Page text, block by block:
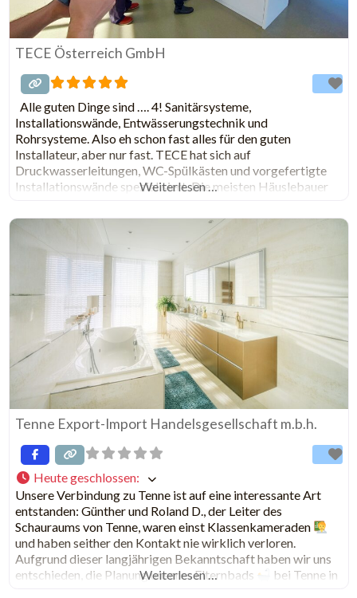
TECE Österreich GmbH
Alle guten Dinge sind …. 4! Sanitärsysteme,
Installationswände, Entwässerungstechnik und
Rohrsysteme. Also eh schon fast alles für den guten
Installateur, aber nur fast. TECE hat sich auf
Druckwasserleitungen, WC-Spülkästen und vorgefertigte
Installationswände spezialisiert. Die meisten Häuslebauer
Fußbodenheizleitungen. Zu den vielen innovativen und
praktischen Produkten von TECE schaut bei unserer
Kategorie „Produkte“ vorbei.
Weiterlesen …
Tenne Export-Import Handelsgesellschaft m.b.h.
Heute geschlossen:
Unsere Verbindung zu Tenne ist auf eine interessante Art
entstanden: Günther und Roland D., der Leiter des
Schauraums von Tenne, waren einst Klassenkameraden
und haben seither den Kontakt nie wirklich verloren.
Aufgrund dieser langjährigen Bekanntschaft haben wir uns
entschieden, die Planung unseres Elternbads
bei Tenne in
Weiterlesen …